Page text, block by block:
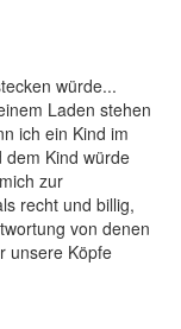
würde...
Laden stehen
ich ein Kind im
dem Kind würde
zur
recht und billig,
von denen
unsere Köpfe